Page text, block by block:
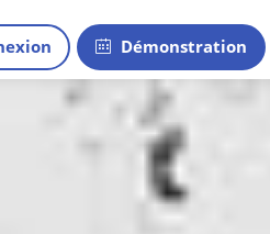
Démonstration